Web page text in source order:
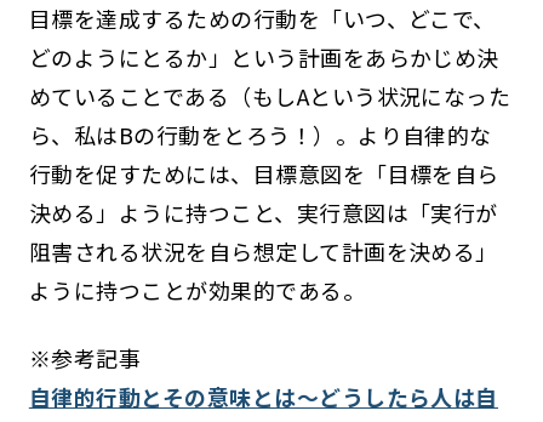
目標を達成するための行動を「いつ、どこで、
どのようにとるか」という計画をあらかじめ決
めていることである（もしAという状況になった
ら、私はBの行動をとろう！）。より自律的な
行動を促すためには、目標意図を「目標を自ら
決める」ように持つこと、実行意図は「実行が
阻害される状況を自ら想定して計画を決める」
ように持つことが効果的である。
※参考記事
自律的行動とその意味とは～どうしたら人は自